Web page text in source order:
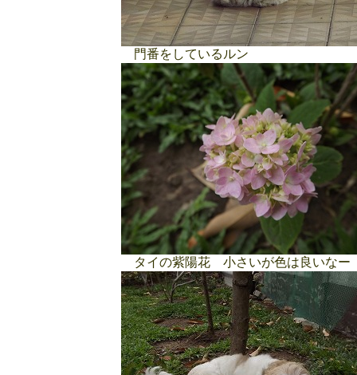
門番をしているルン
タイの紫陽花 小さいが色は良いなー